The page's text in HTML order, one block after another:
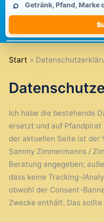
durchsuchen
⌕
Start
Ich habe die bestehende
ersetzt und auf
der aktuellen Seite ist
Sammy Zimmermanns /
Beratung angegeben;
dass keine Tracking-/
obwohl der Consent-
Zwecke enthält. Das